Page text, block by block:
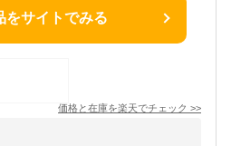
をサイトでみる
価格と在庫を楽天でチェック >>